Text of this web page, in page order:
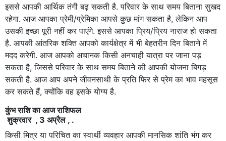
इससे आपकी आर्थिक तंगी बढ़ सकती है. परिवार के साथ समय बिताना सुखद
रहेगा. आज आपका प्रेमी/प्रेमिका आपसे कुछ मांग सकता है, लेकिन आप
उसकी इच्छा पूरी नहीं कर पाएंगे. इससे आपका प्रिय/प्रिय नाराज हो सकता
है. आपकी आंतरिक शक्ति आपको कार्यक्षेत्र में भी बेहतरीन दिन बिताने में
मदद करेगी. आज आपको अचानक किसी अनचाही यात्रा पर जाना पड़
सकता है, जिससे परिवार के साथ समय बिताने की आपकी योजना बिगड़
सकती है. आज आप अपने जीवनसाथी के प्रति फिर से प्रेम का भाव महसूस
कर सकते हैं, क्योंकि वह इसके योग्य है.
कुंभ राशि का आज राशिफल
शुक्रवार , 3 अप्रैल , .
किसी मित्र या परिचित का स्वार्थी व्यवहार आपकी मानसिक शांति भंग कर